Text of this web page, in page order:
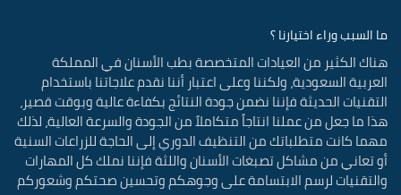
ما السبب وراء اختيارنا ؟
هناك الكثير من العيادات المتخصصة بطب الأسنان في المملكة
العربية السعودية، ولكننا وعلى اعتبار أننا نقدم علاجاتنا باستخدام
التقنيات الحديثة فإننا نضمن جودة النتائج بكفاءة عالية وبوقت قصير،
هذا ما جعل من عملنا انتاجاً متكاملاً من الجودة والسرعة العالية، لذلك
مهما كانت متطلباتك من التنظيف الدوري إلى الحاجة للزراعات السنية
أو تعاني من مشاكل تصبغات الأسنان واللثة فإننا نملك كل المهارات
والتقنيات لرسم الابتسامة على وجوهكم وتحسين صحتكم وشعوركم